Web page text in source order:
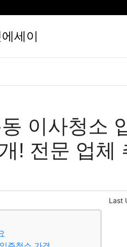
세이
이사청소
! 전문 업체
Last